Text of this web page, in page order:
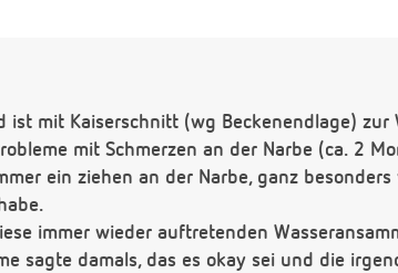
mit Kaiserschnitt (wg Beckenendlage) zur
mit Schmerzen an der Narbe (ca. 2
ein ziehen an der Narbe, ganz
immer wieder auftretenden
sagte damals, das es okay sei und die